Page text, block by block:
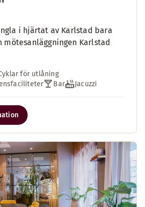
i hjärtat av Karlstad bara
mötesanläggningen Karlstad
för utlåning
Bar Jacuzzi